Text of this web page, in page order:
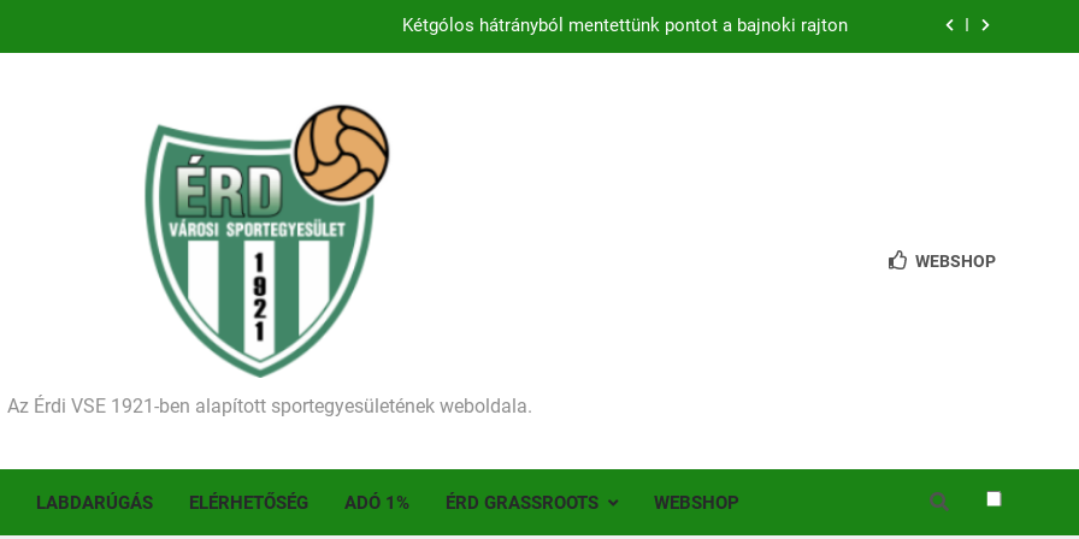
Kétgólos hátrányból mentettünk pontot a bajnoki rajton
Történelmet írt az I. Érdi Football Fesztivál – több mint 200 játékos lépett pályára Érden
Ellenfelünk visszalépése miatt játék nélkül jutottunk tovább a MOL Magyar Kupában
Kezdődik a 2026–2027-es szezon – hazai pályán rajtol az Érdi VSE!
Történelmet írt az I. Érdi Football Fesztivál – több mint 200 játékos lépett pályára Érden
Az Érdi VSE 1921-ben alapított sportegyesületének weboldala.
WEBSHOP
LABDARÚGÁS ELÉRHETŐSÉG ADÓ 1% ÉRD GRASSROOTS WEBSHOP